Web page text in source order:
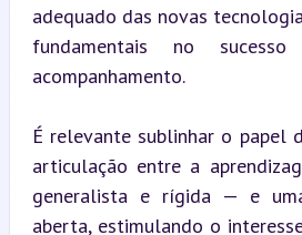
adequado das novas
fundamentais no
acompanhamento.
É relevante sublinhar o papel
articulação entre a
generalista e rígida — e
aberta, estimulando o